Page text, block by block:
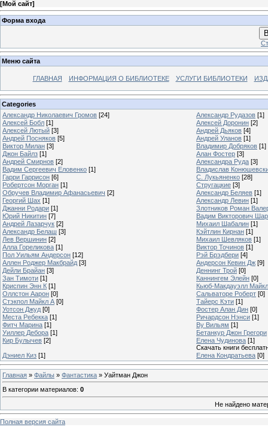
[Мой сайт]
Форма входа
Меню сайта
ГЛАВНАЯ ИНФОРМАЦИЯ О БИБЛИОТЕКЕ УСЛУГИ БИБЛИОТЕКИ
Categories
Александр Николаевич Громов [24] Александр Рудазов [1]
Алексей Бобл [1] Алексей Доронин [2]
Алексей Лютый [3] Андрей Дьяков [4]
Андрей Посняков [5] Андрей Уланов [1]
Виктор Милан [3] Владимир Добряков [1]
Джон Байлз [1] Алан Фостер [3]
Андрей Смирнов [2] Александра Руда [3]
Вадим Сергеевич Еловенко [1]
Владислав
Гарри Гаррисон [6] С. Лукьяненко [28]
Робертсон Морган [1] Стругацкие [3]
Обручев Владимир Афанасьевич [2] Александр Беляев [1]
Георгий Шах [1] Александр Левин [1]
Джанни Родари [1]
Злотников Роман
Юрий Никитин [7]
Вадим Викторович
Андрей Лазарчук [2] Михаил Шабалин [1]
Александр Белаш [3] Кэйтлин Кирнан [1]
Лев Вершинин [2] Михаил Шевляков [1]
Алла Гореликова [1] Виктор Точинов [1]
Пол Уильям Андерсон [12] Рэй Брэдбери [4]
Аллен Роджер Макбрайд [3] Андерсон Кевин Дж [9]
Дейли Брайан [3] Деннинг Трой [0]
Зан Тимоти [1] Каннингем Элейн [0]
Криспин Энн К [1]
Кьюб-Макдауэлл Майкл
Оллстон Аарон [0] Сальваторе Роберт [0]
Стэкпол Майкл А [0] Тайерс Кэти [1]
Уотсон Джуд [0] Фостер Алан Дин [0]
Места Ребекка [1] Ричардсон Нэнси [1]
Фитч Марина [1] Ву Вильям [1]
Уиллер Дебора [1]
Бетанкур Джон Грегори
Кир Булычев [2] Елена Чудинова [1]
Скачать книги
Дэниел Киз [1] Елена Кондратьева [0]
Главная » Файлы » Фантастика » Уайтман Джон
В категории материалов: 0
Не найдено
Полная версия сайта